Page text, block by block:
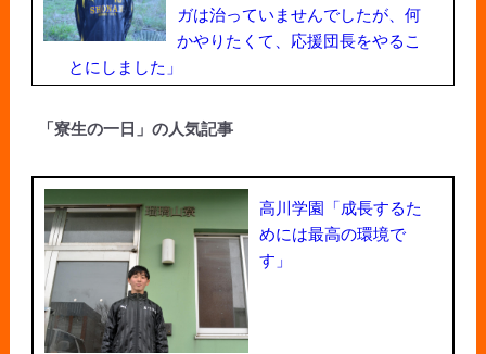
ガは治っていませんでしたが、何
かやりたくて、応援団長をやるこ
とにしました」
「寮生の一日」の人気記事
高川学園「成長するた
めには最高の環境で
す」